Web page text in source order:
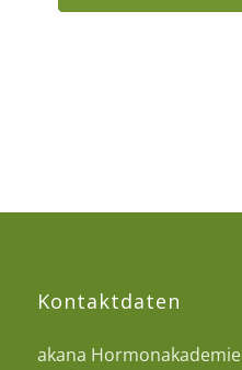
Kontaktdaten
akana Hormonakademie